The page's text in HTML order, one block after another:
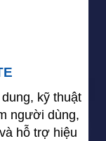
kỹ thuật
người dùng,
hỗ trợ hiệu